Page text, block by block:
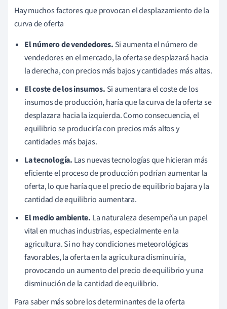
Hay muchos factores que provocan el desplazamiento de la
curva de oferta
El número de vendedores. Si aumenta el número de
vendedores en el mercado, la oferta se desplazará hacia
la derecha, con precios más bajos y cantidades más altas.
El coste de los insumos. Si aumentara el coste de los
insumos de producción, haría que la curva de la oferta se
desplazara hacia la izquierda. Como consecuencia, el
equilibrio se produciría con precios más altos y
cantidades más bajas.
La tecnología. Las nuevas tecnologías que hicieran más
eficiente el proceso de producción podrían aumentar la
oferta, lo que haría que el precio de equilibrio bajara y la
cantidad de equilibrio aumentara.
El medio ambiente. La naturaleza desempeña un papel
vital en muchas industrias, especialmente en la
agricultura. Si no hay condiciones meteorológicas
favorables, la oferta en la agricultura disminuiría,
provocando un aumento del precio de equilibrio y una
disminución de la cantidad de equilibrio.
Para saber más sobre los determinantes de la oferta